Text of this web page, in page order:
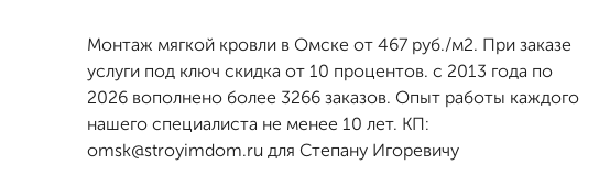
Монтаж мягкой кровли в Омске от 467 руб./м2. При заказе
услуги под ключ скидка от 10 процентов. с 2013 года по
2026 вополнено более 3266 заказов. Опыт работы каждого
нашего специалиста не менее 10 лет. КП:
omsk@stroyimdom.ru для Степану Игоревичу